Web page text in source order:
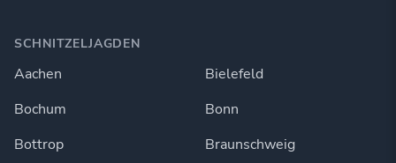
SCHNITZELJAGDEN
Aachen
Bielefeld
Bochum
Bonn
Bottrop
Braunschweig